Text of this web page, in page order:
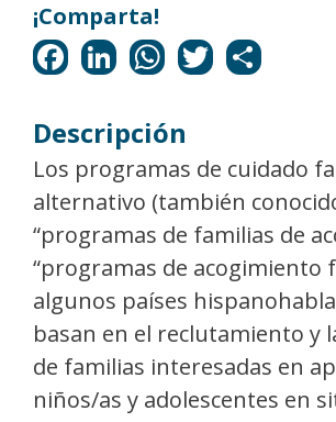
Descripción
Los programas de cuidado
alternativo (también
“programas de familias de
“programas de acogimiento
algunos países
basan en el reclutamiento y
de familias interesadas en
niños/as y adolescentes en